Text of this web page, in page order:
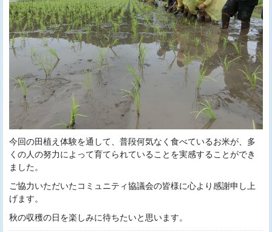
今回の田植え体験を通して、普段何気なく食べているお米が、多
くの人の努力によって育てられていることを実感することができ
ました。
ご協力いただいたコミュニティ協議会の皆様に心より感謝申し上
げます。
秋の収穫の日を楽しみに待ちたいと思います。